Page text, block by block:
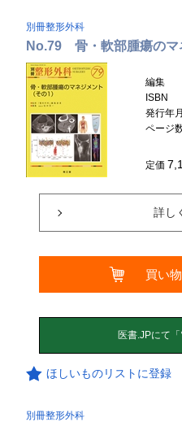
別冊整形外科
No.79 骨・軟部腫瘍のマ
編集
ISBN
発行年月
ページ
定価
詳し
買い
ほしいものリストに登録
別冊整形外科